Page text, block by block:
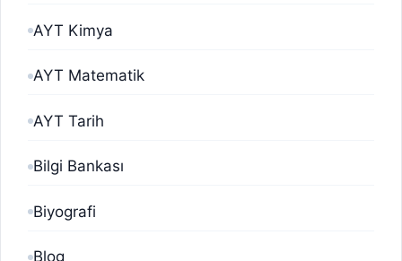
AYT Kimya
AYT Matematik
AYT Tarih
Bilgi Bankası
Biyografi
Blog